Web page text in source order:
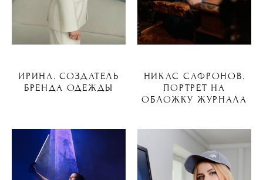
ИРИНА. СОЗДАТЕЛЬ
БРЕНДА ОДЕЖДЫ
НИКАС САФРОНОВ.
ПОРТРЕТ НА
ОБЛОЖКУ ЖУРНАЛА